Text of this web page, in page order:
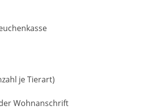
je Tierart)
Wohnanschrift